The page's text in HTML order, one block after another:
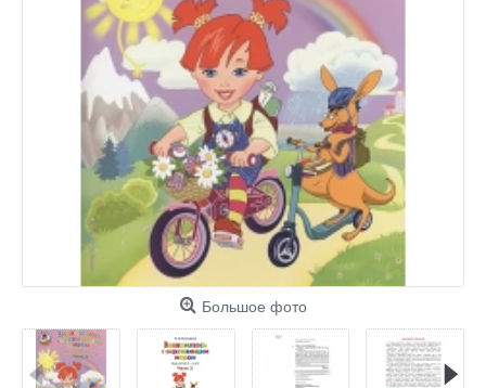
Большое фото